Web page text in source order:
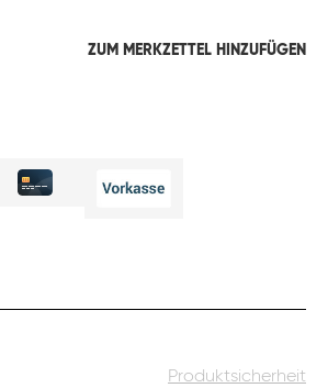
ZUM MERKZETTEL HINZUFÜGEN
Produktsicherheit